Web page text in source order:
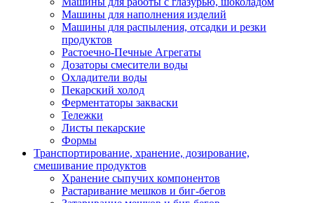
Машины для наполнения изделий
Машины для распыления, отсадки и резки
продуктов
Растоечно-Печные Агрегаты
Дозаторы смесители воды
Охладители воды
Пекарский холод
Ферментаторы закваски
Тележки
Листы пекарские
Формы
Транспортирование, хранение, дозирование,
смешивание продуктов
Хранение сыпучих компонентов
Растаривание мешков и биг-бегов